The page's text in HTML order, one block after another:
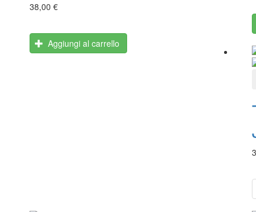
38,00 €
Aggiungi al carrello